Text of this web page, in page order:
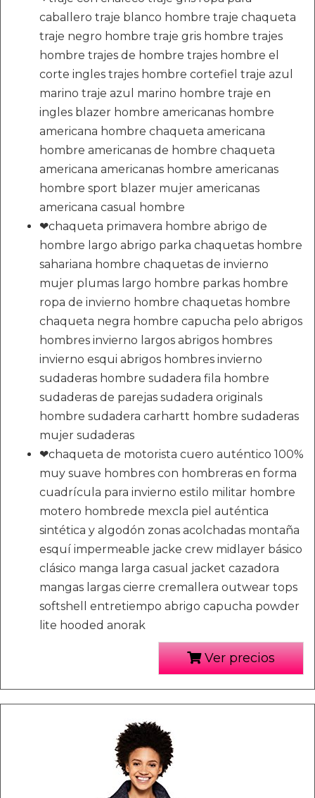
caballero traje blanco hombre traje chaqueta
traje negro hombre traje gris hombre trajes
hombre trajes de hombre trajes hombre el
corte ingles trajes hombre cortefiel traje azul
marino traje azul marino hombre traje en
ingles blazer hombre americanas hombre
americana hombre chaqueta americana
hombre americanas de hombre chaqueta
americana americanas hombre americanas
hombre sport blazer mujer americanas
americana casual hombre
❤chaqueta primavera hombre abrigo de
hombre largo abrigo parka chaquetas hombre
sahariana hombre chaquetas de invierno
mujer plumas largo hombre parkas hombre
ropa de invierno hombre chaquetas hombre
chaqueta negra hombre capucha pelo abrigos
hombres invierno largos abrigos hombres
invierno esqui abrigos hombres invierno
sudaderas hombre sudadera fila hombre
sudaderas de parejas sudadera originals
hombre sudadera carhartt hombre sudaderas
mujer sudaderas
❤chaqueta de motorista cuero auténtico 100%
muy suave hombres con hombreras en forma
cuadrícula para invierno estilo militar hombre
motero hombrede mexcla piel auténtica
sintética y algodón zonas acolchadas montaña
esquí impermeable jacke crew midlayer básico
clásico manga larga casual jacket cazadora
mangas largas cierre cremallera outwear tops
softshell entretiempo abrigo capucha powder
lite hooded anorak
Ver precios